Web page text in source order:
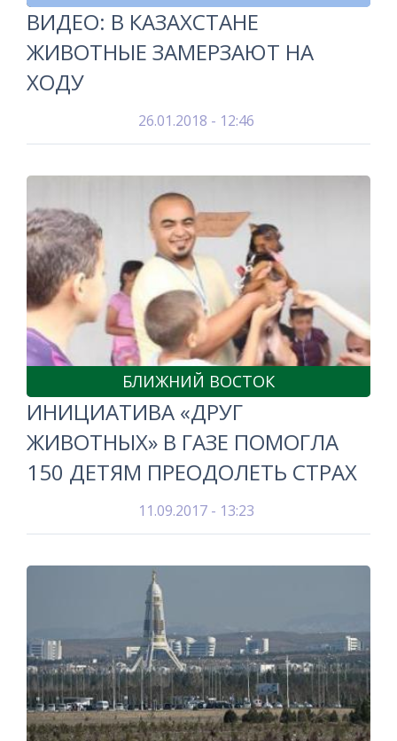
ВИДЕО: В КАЗАХСТАНЕ
ЖИВОТНЫЕ ЗАМЕРЗАЮТ НА
ХОДУ
26.01.2018 - 12:46
БЛИЖНИЙ ВОСТОК
ИНИЦИАТИВА «ДРУГ
ЖИВОТНЫХ» В ГАЗЕ ПОМОГЛА
150 ДЕТЯМ ПРЕОДОЛЕТЬ СТРАХ
11.09.2017 - 13:23